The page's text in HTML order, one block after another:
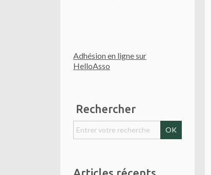
Adhésion en ligne sur
HelloAsso
Rechercher